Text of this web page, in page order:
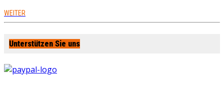
WEITER
Unterstützen Sie uns